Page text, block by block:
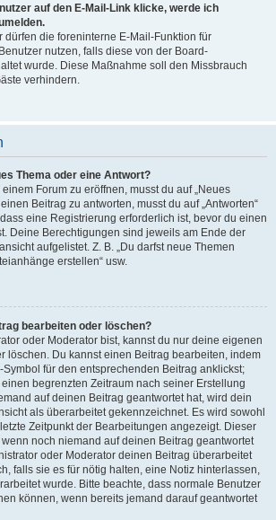
auf den E-Mail-Link klicke, werde ich
dürfen die foreninterne E-Mail-Funktion für
nutzen, falls diese von der Board-
wurde. Diese Maßnahme soll den Missbrauch
verhindern.
Thema oder eine Antwort?
Forum zu eröffnen, musst du auf „Neues
Beitrag zu antworten, musst du auf „Antworten“
eine Registrierung erforderlich ist, bevor du einen
Deine Berechtigungen sind jeweils am Ende der
aufgelistet. Z. B. „Du darfst neue Themen
erstellen“ usw.
bearbeiten oder löschen?
oder Moderator bist, kannst du nur deine eigenen
löschen. Du kannst einen Beitrag bearbeiten, indem
Symbol für den entsprechenden Beitrag anklickst;
begrenzten Zeitraum nach seiner Erstellung
auf deinen Beitrag geantwortet hat, wird dein
als überarbeitet gekennzeichnet. Es wird sowohl
Zeitpunkt der Bearbeitungen angezeigt. Dieser
noch niemand auf deinen Beitrag geantwortet
oder Moderator deinen Beitrag überarbeitet
falls sie es für nötig halten, eine Notiz hinterlassen,
wurde. Bitte beachte, dass normale Benutzer
können, wenn bereits jemand darauf geantwortet